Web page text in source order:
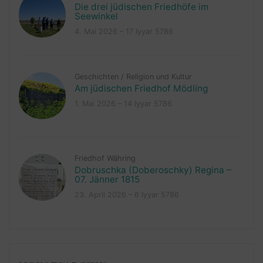
Die drei jüdischen Friedhöfe im
Seewinkel
Geschichten / Religion und Kultur
Am jüdischen Friedhof Mödling
Friedhof Währing
Dobruschka (Doberoschky) Regina –
07. Jänner 1815